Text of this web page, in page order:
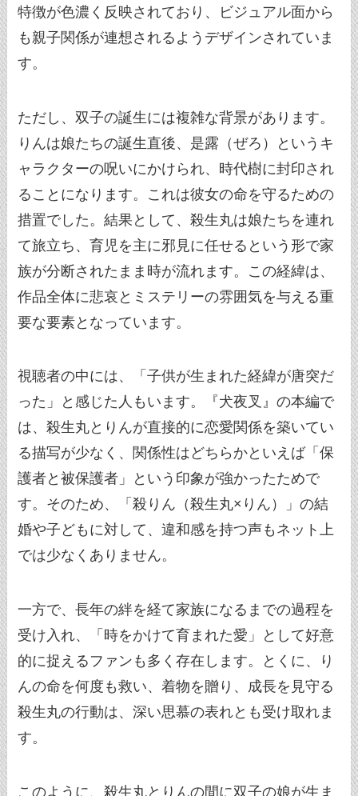
特徴が色濃く反映されており、ビジュアル面から
も親子関係が連想されるようデザインされていま
す。
ただし、双子の誕生には複雑な背景があります。
りんは娘たちの誕生直後、是露（ぜろ）というキ
ャラクターの呪いにかけられ、時代樹に封印され
ることになります。これは彼女の命を守るための
措置でした。結果として、殺生丸は娘たちを連れ
て旅立ち、育児を主に邪見に任せるという形で家
族が分断されたまま時が流れます。この経緯は、
作品全体に悲哀とミステリーの雰囲気を与える重
要な要素となっています。
視聴者の中には、「子供が生まれた経緯が唐突だ
った」と感じた人もいます。『犬夜叉』の本編で
は、殺生丸とりんが直接的に恋愛関係を築いてい
る描写が少なく、関係性はどちらかといえば「保
護者と被保護者」という印象が強かったためで
す。そのため、「殺りん（殺生丸×りん）」の結
婚や子どもに対して、違和感を持つ声もネット上
では少なくありません。
一方で、長年の絆を経て家族になるまでの過程を
受け入れ、「時をかけて育まれた愛」として好意
的に捉えるファンも多く存在します。とくに、り
んの命を何度も救い、着物を贈り、成長を見守る
殺生丸の行動は、深い思慕の表れとも受け取れま
す。
このように、殺生丸とりんの間に双子の娘が生ま